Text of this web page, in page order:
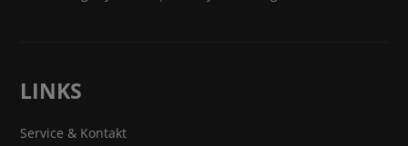
LINKS
Service & Kontakt